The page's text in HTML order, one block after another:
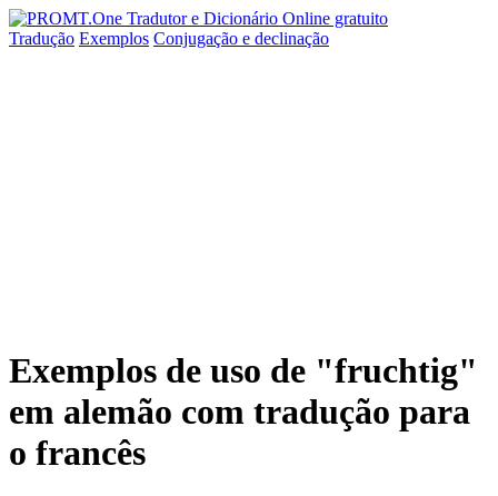
Tradução Exemplos Conjugação e declinação
Exemplos de uso de "fruchtig"
em alemão com tradução para
o francês